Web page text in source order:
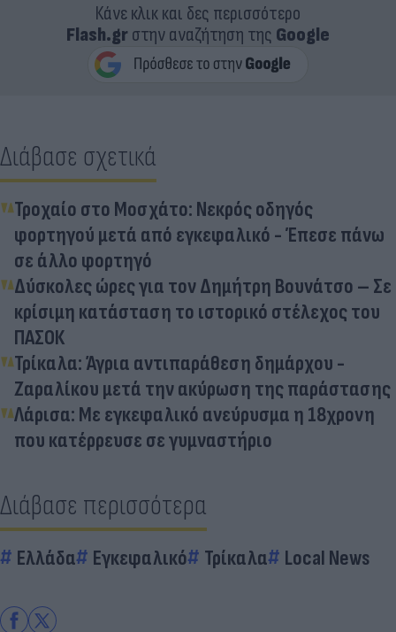
Κάνε κλικ και δες περισσότερο
Flash.grστην αναζήτηση της Google
Διάβασε σχετικά
Τροχαίο στο Μοσχάτο: Νεκρός οδηγός
φορτηγού μετά από εγκεφαλικό - Έπεσε πάνω
σε άλλο φορτηγό
Δύσκολες ώρες για τον Δημήτρη Βουνάτσο – Σε
κρίσιμη κατάσταση το ιστορικό στέλεχος του
ΠΑΣΟΚ
Τρίκαλα: Άγρια αντιπαράθεση δημάρχου -
Ζαραλίκου μετά την ακύρωση της παράστασης
Λάρισα: Με εγκεφαλικό ανεύρυσμα η 18χρονη
που κατέρρευσε σε γυμναστήριο
Διάβασε περισσότερα
Ελλάδα Εγκεφαλικό Τρίκαλα Local News